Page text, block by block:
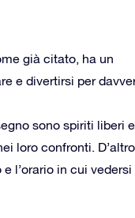
già citato, ha un
e divertirsi per
sono spiriti liberi e
loro confronti. D’altro
l’orario in cui vedersi